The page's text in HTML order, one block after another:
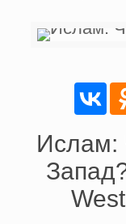
Ислам: